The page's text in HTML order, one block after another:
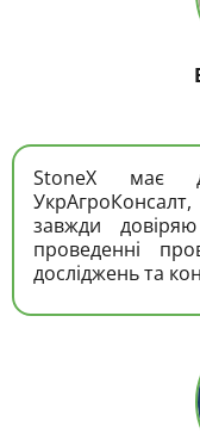
StoneX має
завжди
проведенні
досліджень та